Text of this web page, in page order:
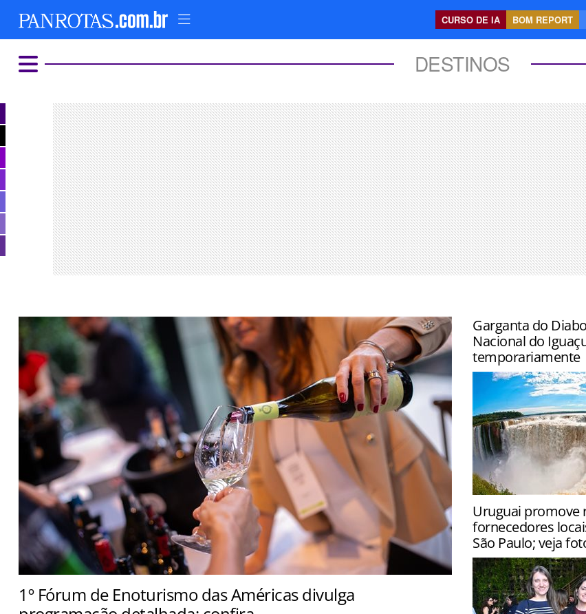
CURSO DE IA BOM REPORT
DESTINOS
COMER E BEBER
ALTERNATIVO
LUXO E GLAMOUR
PARQUES TEMÁTICOS
FIQUE LIGADO
1º Fórum de Enoturismo das Américas divulga
Garganta do
Nacional do
temporariamente
Atração foi fechada
segurança dos
aumento no volume
Uruguai promove
fornecedores
São Paulo; veja